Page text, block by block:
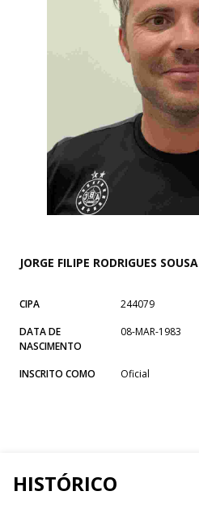
JORGE FILIPE RODRIGUES SOUSA
CIPA
244079
DATA DE
NASCIMENTO
08-MAR-1983
INSCRITO COMO Oficial
HISTÓRICO